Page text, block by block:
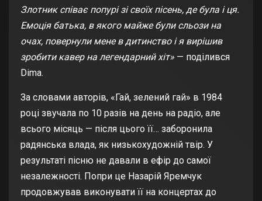
Злотник співає попурі зі своїх пісень, де була і ця.
Емоція батька, в якого майже були сльози на
очах, повернули мене в дитинство і я вирішив
зробити кавер на легендарний хіт» — поділився
Dima.
За словами авторів, «Гай, зелений гай» в 1984
році звучала по 10 разів на день на радіо, але
всього місяць — після цього її… заборонила
радянська влада, як низькохудожній твір. У
результаті пісню не давали в ефір до самої
незалежності. Попри це Назарій Яремчук
продовжував виконувати її на концертах до